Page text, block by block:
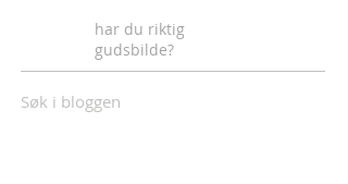
Søk i bloggen
har du riktig
gudsbilde?